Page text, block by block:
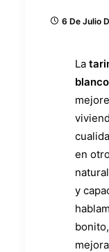
6 De Julio
La
blanco
en
y